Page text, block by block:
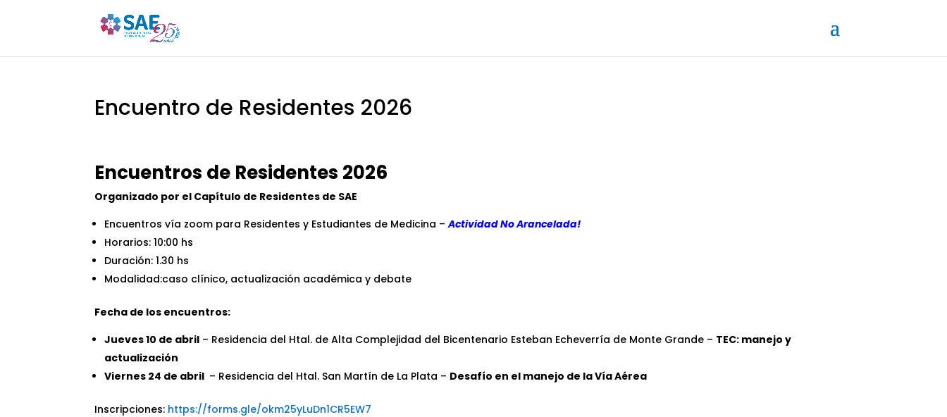
Encuentro de Residentes 2026
Encuentros de Residentes 2026
Organizado por el Capítulo de Residentes de SAE
Encuentros vía zoom para Residentes y Estudiantes de Medicina –Actividad No Arancelada!
Horarios: 10:00 hs
Duración: 1.30 hs
Modalidad:caso clínico, actualización académica y debate
Fecha de los encuentros:
Jueves 10 de abril – Residencia del Htal. de Alta Complejidad del Bicentenario Esteban Echeverría de Monte Grande – TEC: manejo y
actualización
Viernes 24 de abril – Residencia del Htal. San Martín de La Plata – Desafío en el manejo de la Vía Aérea
Inscripciones: https://forms.gle/okm25yLuDn1CR5EW7